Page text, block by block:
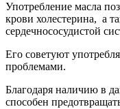
Употребление масла
крови холестерина, а
сердечнососудистой
Его советуют
проблемами.
Благодаря наличию в
способен